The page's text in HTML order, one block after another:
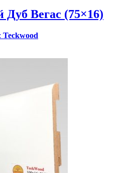
Вегас (75×16)
Teckwood